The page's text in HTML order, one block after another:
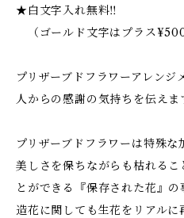
★白文字入れ無料‼︎
（ゴールド文字はプラス¥500
プリザーブドフラワーアレン
人からの感謝の気持ちを伝えま
プリザーブドフラワーは特殊
美しさを保ちながらも枯れる
とができる『保存された花』の
造花に関しても生花をリアル